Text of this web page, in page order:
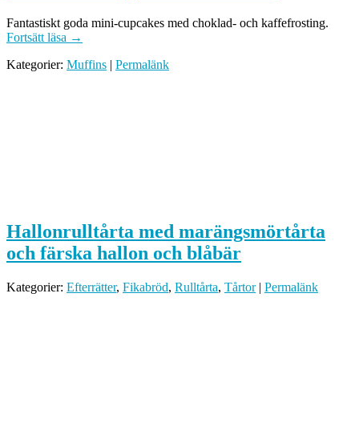
Fantastiskt goda mini-cupcakes med choklad- och kaffefrosting.
Fortsätt läsa →
Kategorier: Muffins | Permalänk
Hallonrulltårta med marängsmörtårta
och färska hallon och blåbär
Kategorier: Efterrätter, Fikabröd, Rulltårta, Tårtor| Permalänk